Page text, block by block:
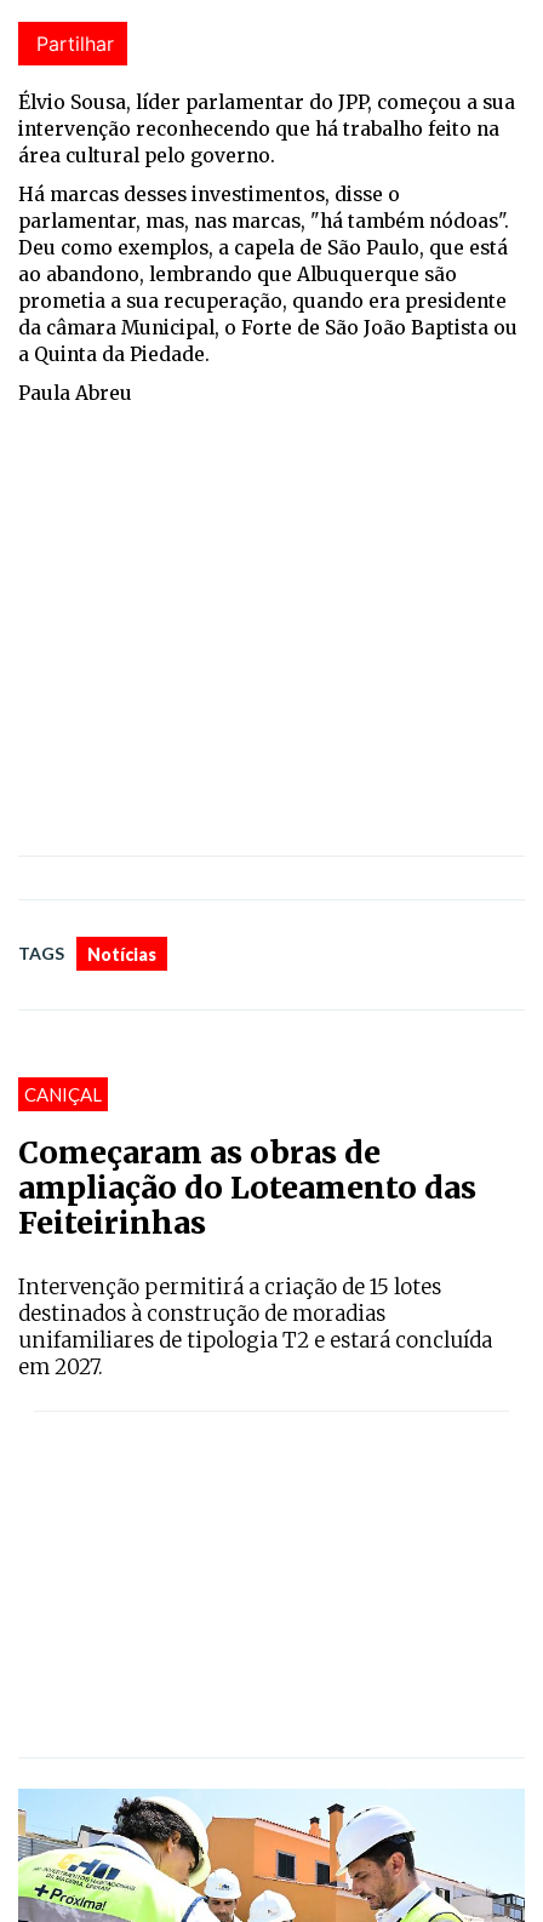
Partilhar
Élvio Sousa, líder parlamentar do JPP, começou a sua
intervenção reconhecendo que há trabalho feito na
área cultural pelo governo.
Há marcas desses investimentos, disse o
parlamentar, mas, nas marcas, "há também nódoas".
Deu como exemplos, a capela de São Paulo, que está
ao abandono, lembrando que Albuquerque são
prometia a sua recuperação, quando era presidente
da câmara Municipal, o Forte de São João Baptista ou
a Quinta da Piedade.
Paula Abreu
TAGS Notícias
CANIÇAL
Começaram as obras de
ampliação do Loteamento das
Feiteirinhas
Intervenção permitirá a criação de 15 lotes
destinados à construção de moradias
unifamiliares de tipologia T2 e estará concluída
em 2027.